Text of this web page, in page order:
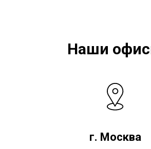
Наши
г. Москва